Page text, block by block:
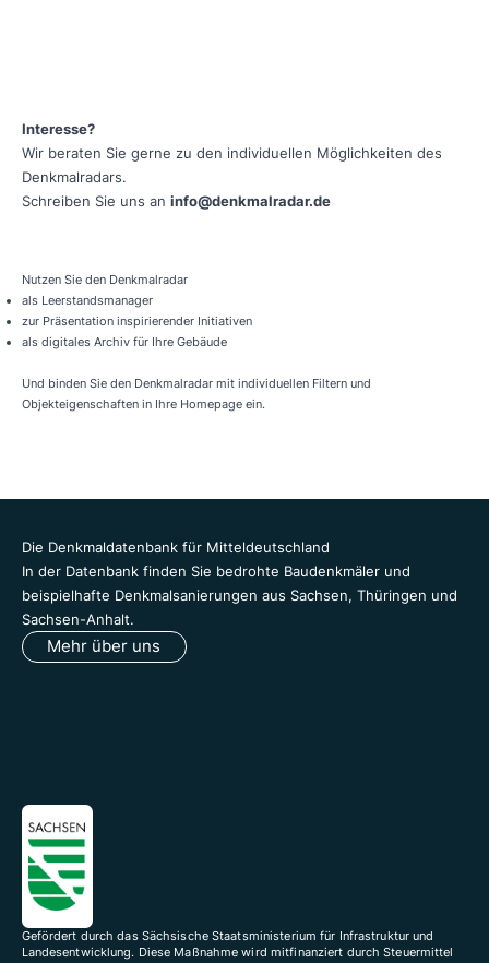
Nutzen Sie den Denkmalradar
als Leerstandsmanager
zur Präsentation inspirierender Initiativen
als digitales Archiv für Ihre Gebäude
Und binden Sie den Denkmalradar mit individuellen Filtern und
Objekteigenschaften in Ihre Homepage ein.
Interesse?
Wir beraten Sie gerne zu den individuellen Möglichkeiten des
Denkmalradars.
Schreiben Sie uns an info@denkmalradar.de
Die Denkmaldatenbank für Mitteldeutschland
In der Datenbank finden Sie bedrohte Baudenkmäler und
beispielhafte Denkmalsanierungen aus Sachsen, Thüringen und
Sachsen-Anhalt.
Mehr über uns
Gefördert durch das Sächsische Staatsministerium für Infrastruktur und
Landesentwicklung. Diese Maßnahme wird mitfinanziert durch Steuermittel